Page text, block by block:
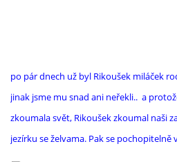
po pár dnech už byl Rikoušek miláček
jinak jsme mu snad ani neřekli.. a
zkoumala svět, Rikoušek zkoumal naši
jezírku se želvama. Pak se pochopitelně